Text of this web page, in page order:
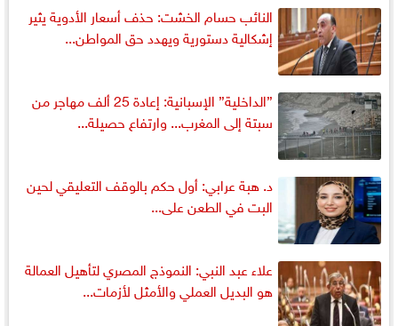
النائب حسام الخشت: حذف أسعار الأدوية يثير
إشكالية دستورية ويهدد حق المواطن...
”الداخلية” الإسبانية: إعادة 25 ألف مهاجر من
سبتة إلى المغرب... وارتفاع حصيلة...
د. هبة عرابي: أول حكم بالوقف التعليقي لحين
البت في الطعن على...
علاء عبد النبي: النموذج المصري لتأهيل العمالة
هو البديل العملي والأمثل لأزمات...